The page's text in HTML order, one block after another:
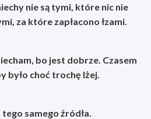
nie są tymi, które nic nie
za które zapłacono łzami.
bo jest dobrze. Czasem
było choć trochę lżej.
tego samego źródła.